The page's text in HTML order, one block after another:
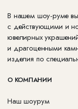
В нашем шоу-руме
с действующими и
ювелирных
и драгоценными
изделия по
О КОМПАНИИ
Наш шоурум